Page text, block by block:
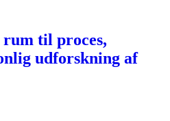
til proces,
udforskning af